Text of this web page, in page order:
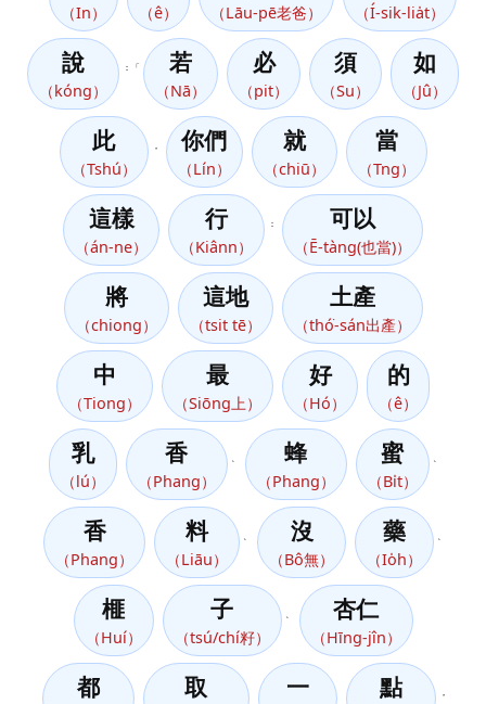
（In） （ê） （Lāu-pē老爸） （Í-sik-lia̍t）
說
（kóng）
：「 若
（Nā）
必
（pit）
須
（Su）
如
（Jû）
此
（Tshú）
你們
（Lín）
就
（chiū）
當
（Tng）
這樣
（án-ne）
行
（Kiânn）
： 可以
（Ē-tàng(也當)）
將
（chiong）
這地
（tsit tē）
土產
（thó͘-sán出產）
中
（Tiong）
最
（Siōng上）
好
（Hó）
的
（ê）
乳
（lú）
香
（Phang）
蜂
（Phang）
蜜
（Bi̍t）
香
（Phang）
料
（Liāu）
沒
（Bô無）
藥
（Io̍h）
榧
（Huí）
子
（tsú/chí籽）
杏仁
（Hīng-jîn）
都 取 一 點